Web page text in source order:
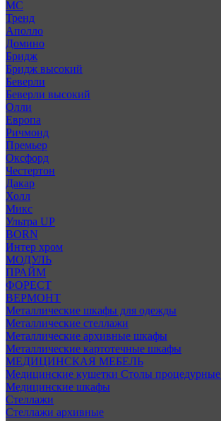
МС
Тренд
Аполло
Домино
Бридж
Бридж высокий
Беверли
Беверли высокий
Олли
Европа
Ричмонд
Премьер
Оксфорд
Честертон
Дакар
Холл
Микс
Ультра UP
BORN
Интер хром
МОДУЛЬ
ПРАЙМ
ФОРЕСТ
ВЕРМОНТ
Металлические шкафы для одежды
Металлические стеллажи
Металлические архивные шкафы
Металлические картотечные шкафы
МЕДИЦИНСКАЯ МЕБЕЛЬ
Медицинские кушетки Столы процедурные
Медицинские шкафы
Стеллажи
Стеллажи архивные